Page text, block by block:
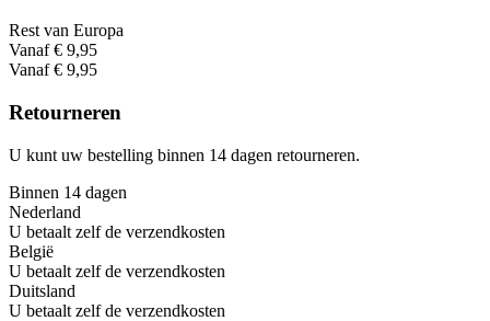
Rest van Europa
Vanaf € 9,95
Vanaf € 9,95
Retourneren
U kunt uw bestelling binnen 14 dagen retourneren.
Binnen 14 dagen
Nederland
U betaalt zelf de verzendkosten
België
U betaalt zelf de verzendkosten
Duitsland
U betaalt zelf de verzendkosten